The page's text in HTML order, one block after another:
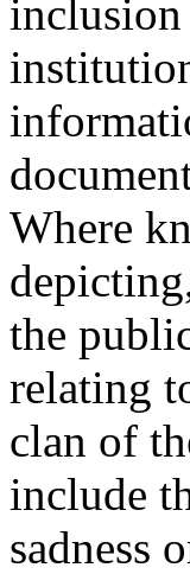
Where
the
relating
clan of
include
sadness